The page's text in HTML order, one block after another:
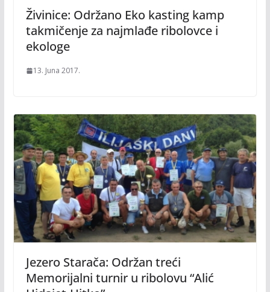
Živinice: Održano Eko kasting kamp
takmičenje za najmlađe ribolovce i
ekologe
13. Juna 2017.
Jezero Starača: Održan treći
Memorijalni turnir u ribolovu “Alić